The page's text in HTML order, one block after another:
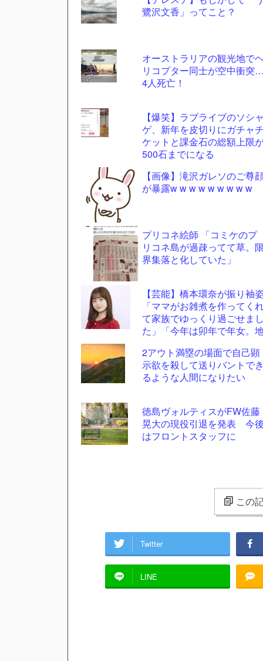
鷺沢文香」ってこと？
オーストラリアの観光地で
リコプター同士が空中衝突…
4人死亡！
【爆笑】ラブライブのソシャ
ゲ、新年を皮切りにガチャチ
ケットと課金石の総額上限
500石までになる
【画像】滝沢ガレソのご尊
が暴露w w w w w w w w w
プリコネ絵師 「コミケのプ
リコネ島が過疎ってて草。限
界集落と化していた」
【芸能】橋本環奈が振り袖
「ママがお雑煮を作ってく
て家族でゆっくり過ごせまし
た」「今年は卯年で年女。
2アウト満塁の場面で自己顕
示欲を殺して送りバントでき
るような人間になりたい
徳島ヴォルティスがFW佐藤
晃大の現役引退を発表 今後
はフロントスタッフに
ツー
この
Twitter
LINE